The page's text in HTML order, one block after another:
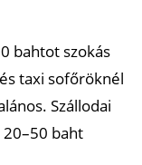
bahtot szokás
taxi sofőröknél
Szállodai
20–50 baht